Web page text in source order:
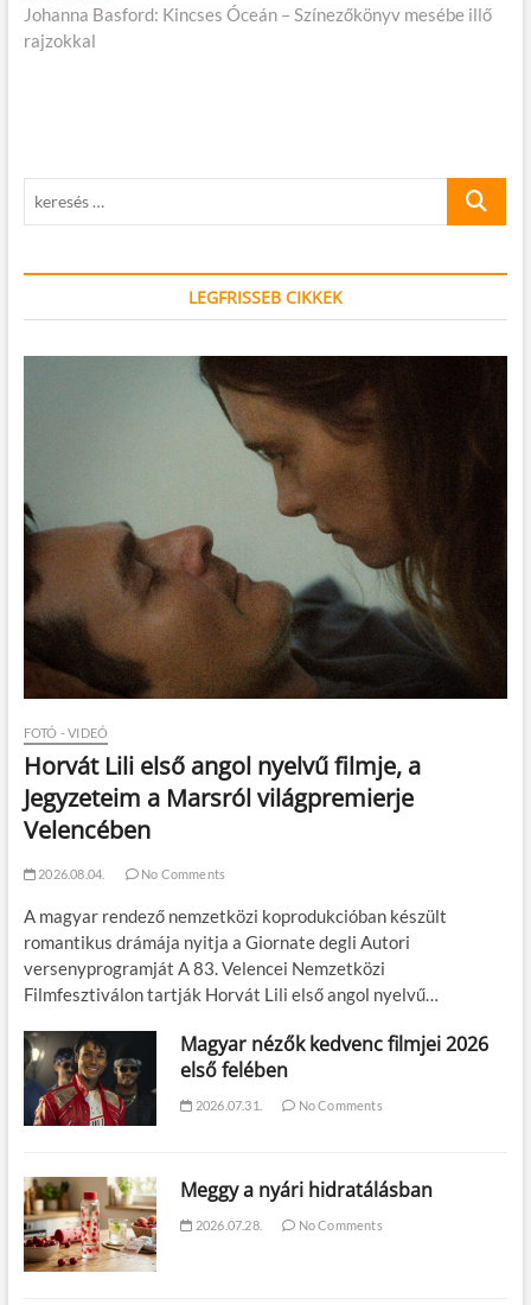
cikk:
Johanna Basford: Kincses Óceán – Színezőkönyv mesébe illő
rajzokkal
keresés
LEGFRISSEB CIKKEK
FOTÓ - VIDEÓ
Horvát Lili első angol nyelvű filmje, a
Jegyzeteim a Marsról világpremierje
Velencében
2026.08.04. No Comments
A magyar rendező nemzetközi koprodukcióban készült
romantikus drámája nyitja a Giornate degli Autori
versenyprogramját A 83. Velencei Nemzetközi
Filmfesztiválon tartják Horvát Lili első angol nyelvű…
Magyar nézők kedvenc filmjei 2026
első felében
2026.07.31. No Comments
Meggy a nyári hidratálásban
2026.07.28. No Comments